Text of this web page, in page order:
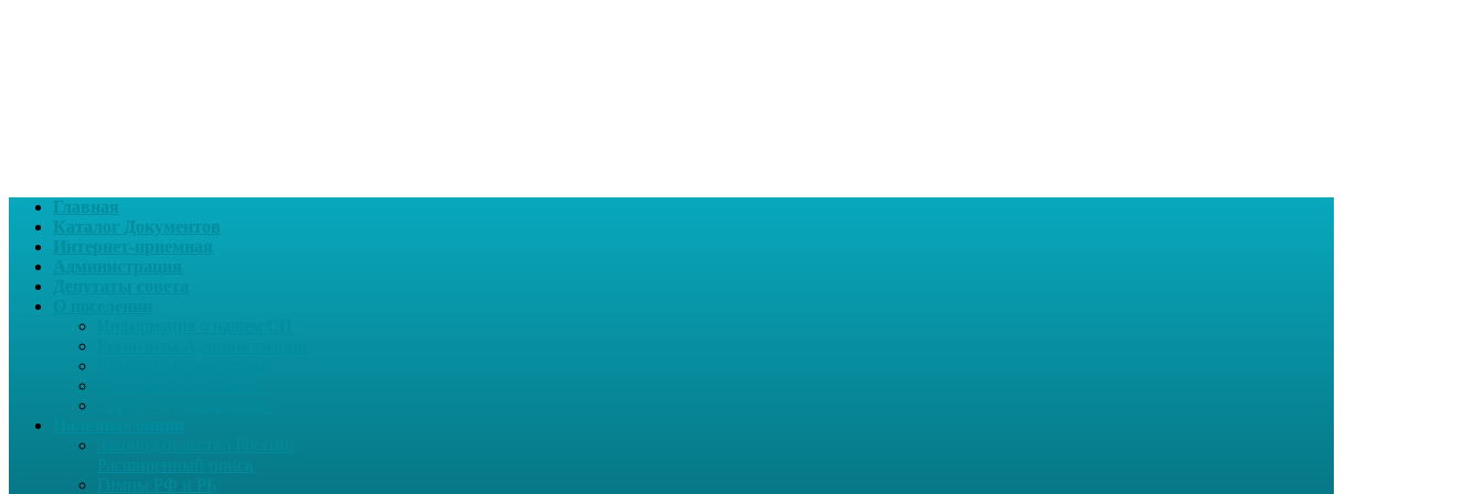
Главная
Каталог Документов